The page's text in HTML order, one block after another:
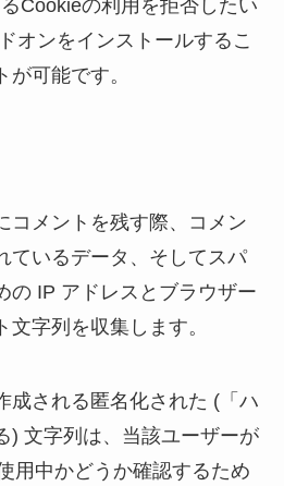
Cookieの利用を拒否したい
オンをインストールするこ
が可能です。
コメントを残す際、コメン
ているデータ、そしてスパ
の IP アドレスとブラウザー
字列を収集します。
成される匿名化された (「ハ
) 文字列は、当該ユーザーが
用中かどうか確認するため